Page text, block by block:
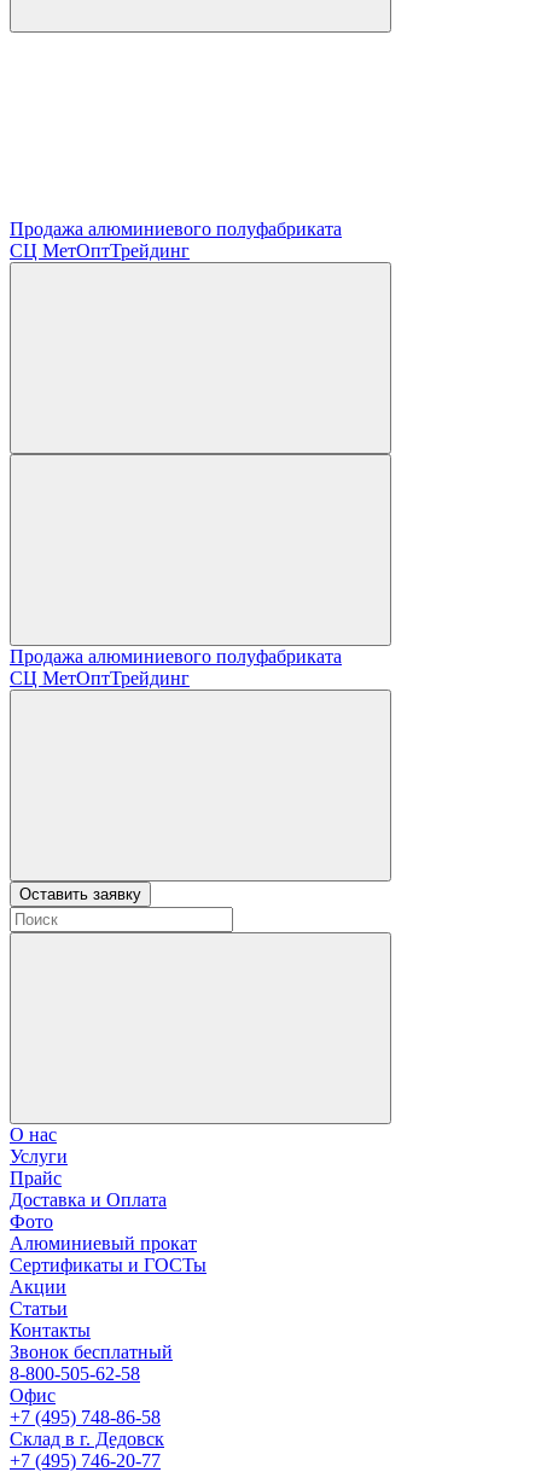
Продажа алюминиевого полуфабриката
СЦ МетОптТрейдинг
Продажа алюминиевого полуфабриката
СЦ МетОптТрейдинг
Оставить заявку
О нас
Услуги
Прайс
Доставка и Оплата
Фото
Алюминиевый прокат
Сертификаты и ГОСТы
Акции
Статьи
Контакты
Звонок бесплатный
8-800-505-62-58
Офис
+7 (495) 748-86-58
Склад в г. Дедовск
+7 (495) 746-20-77